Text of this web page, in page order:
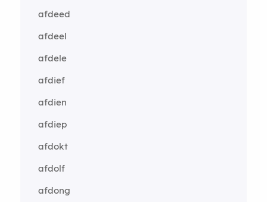
afdeed
afdeel
afdele
afdief
afdien
afdiep
afdokt
afdolf
afdong